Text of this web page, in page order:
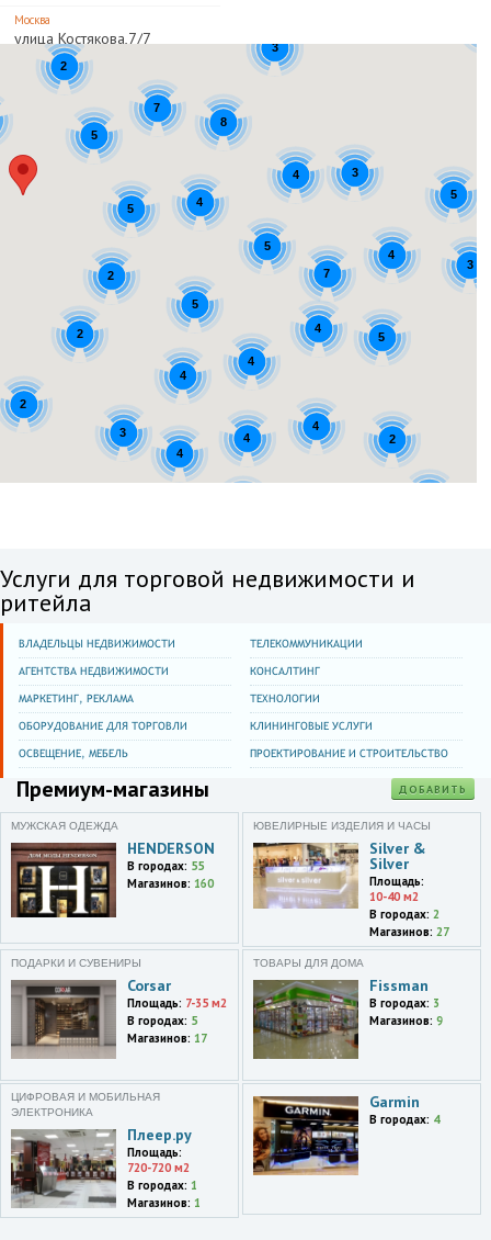
Москва
улица Костякова,7/7
Москва
ул. Трофимова,15
бул. Нагорный,7
Москва
ул. Солдатская,6а
ул. Бажова,8
Ходынский бул.,4
ул. Судостроительная,29
Москва
ул. Черняховского,6
Москва
Чонгарский бул.,10,корп.1
Москва
ул. Строителей,7,корп.1
Москва
ул. Снежная,16/2
Москва
ул. Снежная,21/1
Москва
Багратионовский пр-
д,7,корп.20в
Москва
Ленинградский проспект,74А
Москва
ул. Каргопольская,14,корп.1
Москва
ул. Большая
Черкизовская,5,корп.1
Москва
просп. Буденного,29/1
Москва
Дежнева пр-д,27,корп.1
Москва
Алтуфьевское ш.,40
5
4
4
5
5
4
8
2
7
4
4
4
3
4
2
5
7
3
4
3
2
5
2
4
2
5
3
Услуги для торговой недвижимости и
ритейла
ВЛАДЕЛЬЦЫ НЕДВИЖИМОСТИ ТЕЛЕКОММУНИКАЦИИ
АГЕНТСТВА НЕДВИЖИМОСТИ КОНСАЛТИНГ
МАРКЕТИНГ, РЕКЛАМА ТЕХНОЛОГИИ
ОБОРУДОВАНИЕ ДЛЯ ТОРГОВЛИ КЛИНИНГОВЫЕ УСЛУГИ
ОСВЕЩЕНИЕ, МЕБЕЛЬ ПРОЕКТИРОВАНИЕ И СТРОИТЕЛЬСТВО
ДОБАВИТЬ
Премиум-магазины
МУЖСКАЯ ОДЕЖДА
HENDERSON
В городах: 55
Магазинов: 160
ЮВЕЛИРНЫЕ ИЗДЕЛИЯ И ЧАСЫ
Silver &
Silver
Площадь:
10-40 м2
В городах: 2
Магазинов: 27
ПОДАРКИ И СУВЕНИРЫ
Corsar
Площадь: 7-35 м2
В городах: 5
Магазинов: 17
ТОВАРЫ ДЛЯ ДОМА
Fissman
В городах: 3
Магазинов: 9
ЦИФРОВАЯ И МОБИЛЬНАЯ
ЭЛЕКТРОНИКА
Плеер.ру
Площадь:
720-720 м2
В городах: 1
Магазинов: 1
Garmin
В городах: 4